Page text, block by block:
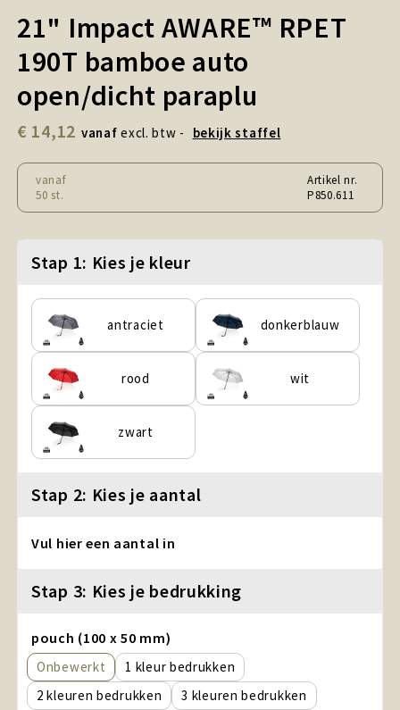
Sport, Spel en Speelgoed
Strand en Zomer
Technologie
Tassen
Wijngeschenken
21" Impact AWARE™ RPET
190T bamboe auto
open/dicht paraplu
€ 14,12 vanaf excl. btw - bekijk staffel
vanaf
50 st.
Artikel nr.
P850.611
Stap 1: Kies je kleur
antraciet donkerblauw
rood wit
zwart
Stap 2: Kies je aantal
Vul hier een aantal in
Stap 3: Kies je bedrukking
pouch (100 x 50 mm)
Onbewerkt
1
2
3